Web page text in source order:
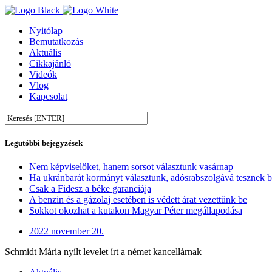
Nyitólap
Bemutatkozás
Aktuális
Cikkajánló
Videók
Vlog
Kapcsolat
Legutóbbi bejegyzések
Nem képviselőket, hanem sorsot választunk vasárnap
Ha ukránbarát kormányt választunk, adósrabszolgává tesznek
Csak a Fidesz a béke garanciája
A benzin és a gázolaj esetében is védett árat vezettünk be
Sokkot okozhat a kutakon Magyar Péter megállapodása
2022 november 20.
Schmidt Mária nyílt levelet írt a német kancellárnak